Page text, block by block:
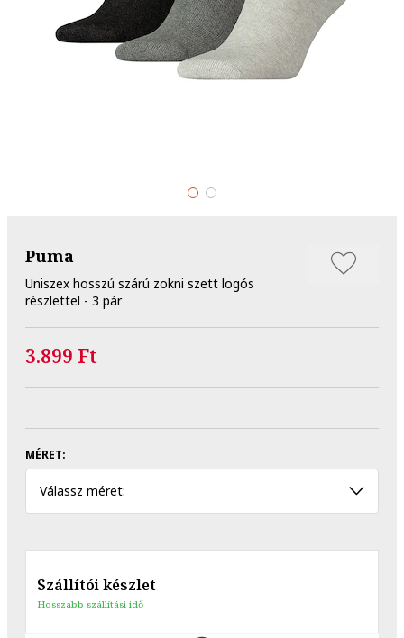
Puma
Uniszex hosszú szárú zokni szett logós
részlettel - 3 pár
3.899 Ft
MÉRET:
Válassz méret:
Szállítói készlet
Hosszabb szállítási idő